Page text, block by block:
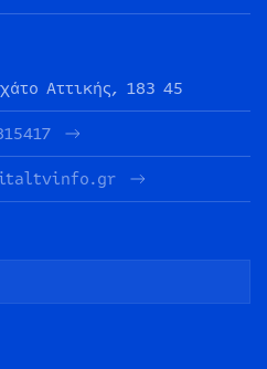
Αττικής, 183 45